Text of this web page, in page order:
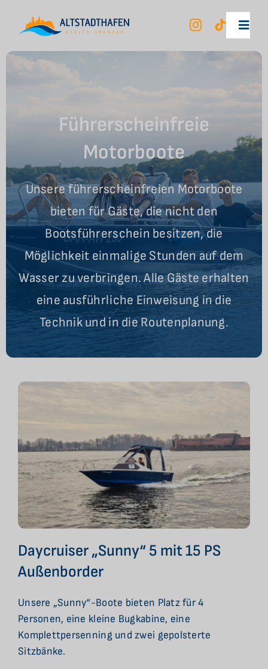
Inhalt
Unsere Mietboote
Berlin City Tour
Unser Hafen
Führerscheinfreie
Motorboote
Unsere führerscheinfreien Motorboote
bieten für Gäste, die nicht den
Bootsführerschein besitzen, die
Möglichkeit einmalige Stunden auf dem
Wasser zu verbringen. Alle Gäste erhalten
eine ausführliche Einweisung in die
Technik und in die Routenplanung.
Daycruiser „Sunny“ 5 mit 15 PS
Außenborder
Unsere „Sunny“-Boote bieten Platz für 4
Personen, eine kleine Bugkabine, eine
Komplettpersenning und zwei gepolsterte
Sitzbänke.